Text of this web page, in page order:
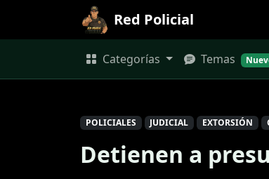
Red Policial
Categorías Temas
POLICIALES JUDICIAL EXTORSIÓN
Detienen a